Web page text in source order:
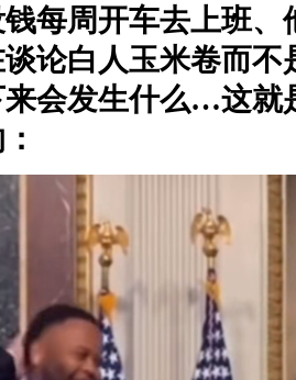
每周开车去上班
论白人玉米卷而不
会发生什么…这就